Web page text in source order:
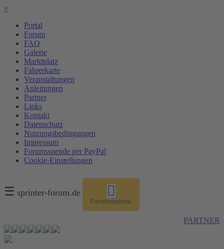
×
Portal
Forum
FAQ
Galerie
Marktplatz
Fahrerkarte
Veranstaltungen
Anleitungen
Partner
Links
Kontakt
Datenschutz
Nutzungsbedingungen
Impressum
Forumsspende per PayPal
Cookie-Einstellungen
☰ sprinter-forum.de
Forumsspende
PARTNER